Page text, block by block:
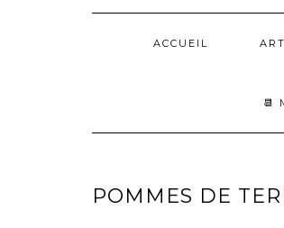
ACCUEIL
📆
POMMES DE